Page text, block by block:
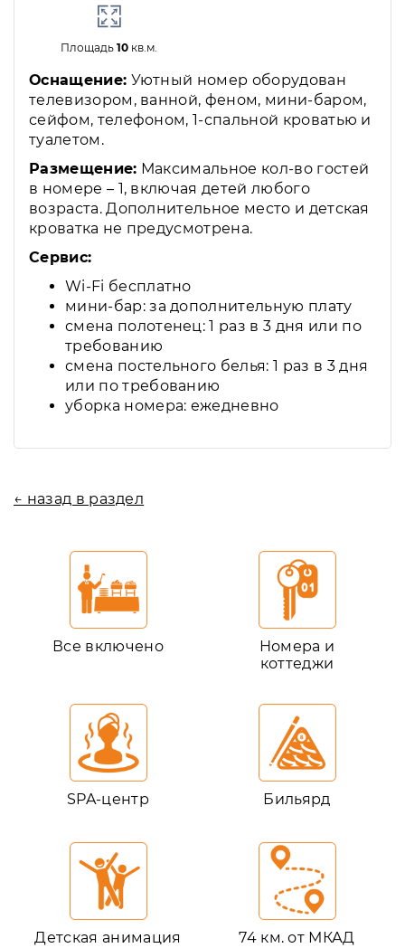
Площадь10 кв.м.
Оснащение: Уютный номер оборудован
телевизором, ванной, феном, мини-баром,
сейфом, телефоном, 1-спальной кроватью и
туалетом.
Размещение: Максимальное кол-во гостей
в номере – 1, включая детей любого
возраста. Дополнительное место и детская
кроватка не предусмотрена.
Сервис:
Wi-Fi бесплатно
мини-бар: за дополнительную плату
смена полотенец: 1 раз в 3 дня или по
требованию
смена постельного белья: 1 раз в 3 дня
или по требованию
уборка номера: ежедневно
← назад в раздел
Все включено
Номера и
коттеджи
SPA-центр Бильярд
Детская анимация 74 км. от МКАД